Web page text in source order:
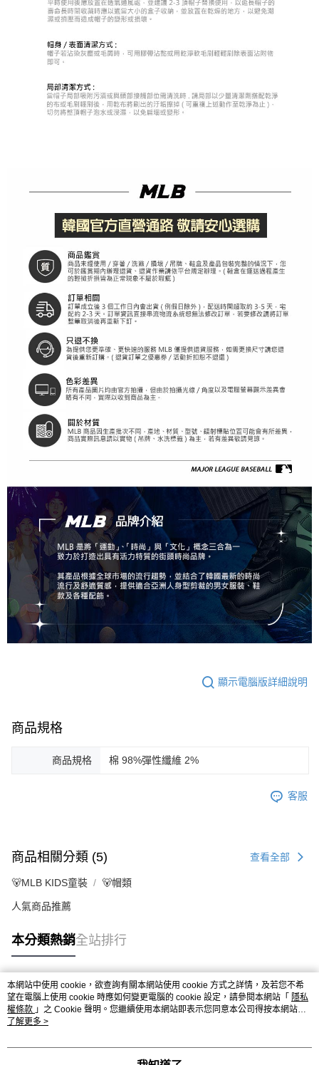
顯示電腦版詳細說明
商品規格
商品規格 棉 98%彈性纖維 2%
客服
商品相關分類 (5) 查看全部
🐻MLB KIDS童裝 🐻帽類
人氣商品推薦
本分類熱銷全站排行
熱門標籤
本網站中使用 cookie，欲查詢有關本網站使用 cookie 方式之詳情，及若您不希
望在電腦上使用 cookie 時應如何變更電腦的 cookie 設定，請參閱本網站「 隱私
權條款 」之 Cookie 聲明。您繼續使用本網站即表示您同意本公司得按本網站使
用條款之 Cookie 聲明使用 cookie。
了解更多 >